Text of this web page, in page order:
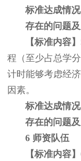
标准达成情况
存在的问题
【标准内容】
程（至少占总学
计时能够考虑经
因素。
标准达成情况
存在的问题
6 师资队伍
【标准内容】